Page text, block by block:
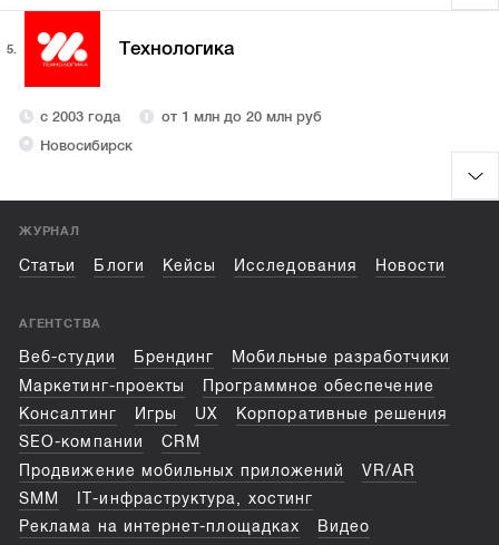
5. Технологика
с 2003 года
от 1 млн до 20 млн руб
Новосибирск
ЖУРНАЛ
Статьи Блоги Кейсы Исследования Новости
АГЕНТСТВА
Веб-студии Брендинг
Мобильные разработчики
Маркетинг-проекты
Программное обеспечение
Консалтинг
Игры UX
Корпоративные решения
SEO-компании
CRM
Продвижение мобильных приложений
VR/AR
SMM
IT-инфраструктура, хостинг
Реклама на интернет-площадках
Видео